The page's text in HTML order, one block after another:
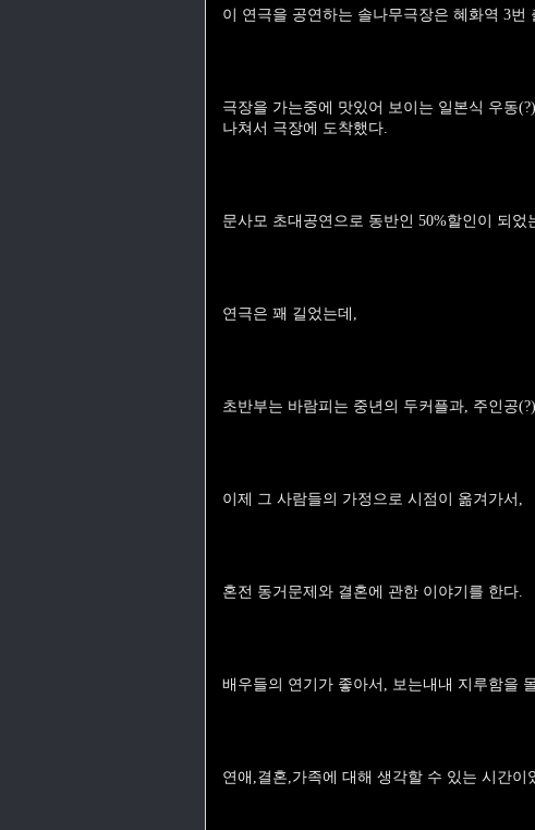
이 연극을 공연하는 솔나무극장은 혜화역 3
극장을 가는중에 맛있어 보이는 일본식 우동
나쳐서 극장에 도착했다.
문사모 초대공연으로 동반인 50%할인이 되
연극은 꽤 길었는데,
초반부는 바람피는 중년의 두커플과, 주인공
이제 그 사람들의 가정으로 시점이 옮겨가서,
혼전 동거문제와 결혼에 관한 이야기를 한다.
배우들의 연기가 좋아서, 보는내내 지루함을
연애,결혼,가족에 대해 생각할 수 있는 시간이